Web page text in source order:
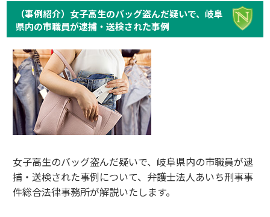
（事例紹介）女子高生のバッグ盗んだ疑いで、岐阜
県内の市職員が逮捕・送検された事例
女子高生のバッグ盗んだ疑いで、岐阜県内の市職員が逮
捕・送検された事例について、弁護士法人あいち刑事事
件総合法律事務所が解説いたします。